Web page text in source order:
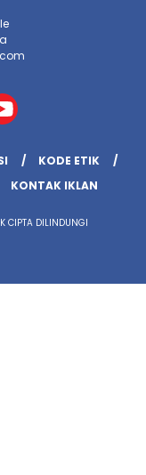
KODE ETIK
KONTAK IKLAN
CIPTA DILINDUNGI